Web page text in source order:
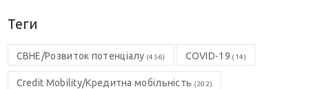
Теги
CBHE/Розвиток потенціалу (456) COVID-19 (14)
Credit Mobility/Кредитна мобільність (202)